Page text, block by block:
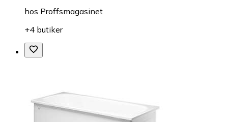
hos Proffsmagasinet
+4 butiker